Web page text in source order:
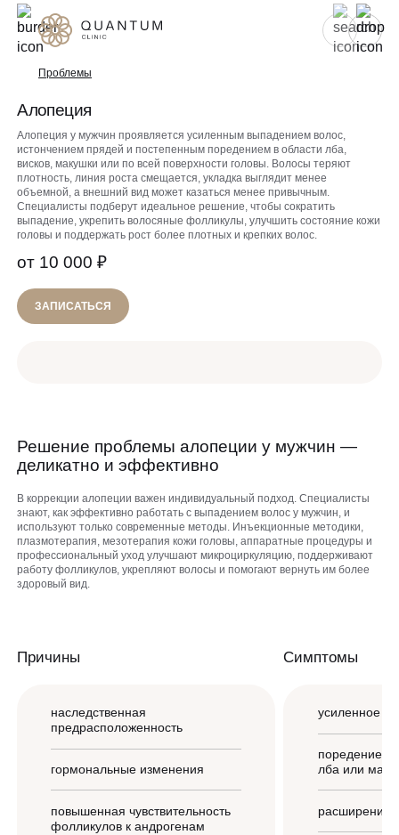
Услуги
Консультативный приём
Инъекционная косметология
Аппаратная косметология
Эстетическая косметология
Эндокринология
Гинекология
Проблемы
До/после
О клинике
Программа лояльности
СМИ о нас
Блог
Образование
Контакты
8 800 775 40 40
Проблемы
Алопеция
Алопеция у мужчин проявляется усиленным выпадением волос,
истончением прядей и постепенным поредением в области лба,
висков, макушки или по всей поверхности головы. Волосы теряют
плотность, линия роста смещается, укладка выглядит менее
объемной, а внешний вид может казаться менее привычным.
Специалисты подберут идеальное решение, чтобы сократить
выпадение, укрепить волосяные фолликулы, улучшить состояние кожи
головы и поддержать рост более плотных и крепких волос.
от 10 000 ₽
ЗАПИСАТЬСЯ
Решение проблемы алопеции у мужчин —
деликатно и эффективно
В коррекции алопеции важен индивидуальный подход. Специалисты
знают, как эффективно работать с выпадением волос у мужчин, и
используют только современные методы. Инъекционные методики,
плазмотерапия, мезотерапия кожи головы, аппаратные процедуры и
профессиональный уход улучшают микроциркуляцию, поддерживают
работу фолликулов, укрепляют волосы и помогают вернуть им более
здоровый вид.
Причины
наследственная
предрасположенность
гормональные изменения
повышенная чувствительность
фолликулов к андрогенам
Симптомы
усиленное
поредение в
лба или
расширение